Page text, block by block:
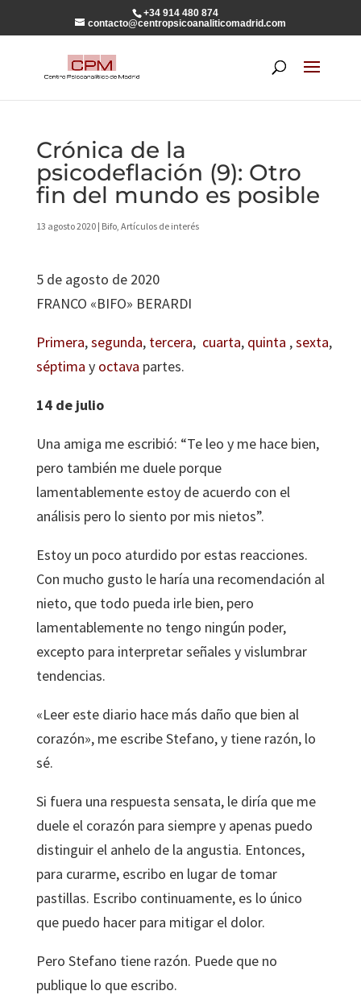
+34 914 480 874
contacto@centropsicoanaliticomadrid.com
Crónica de la
psicodeflación (9): Otro
fin del mundo es posible
13 agosto 2020| Bifo, Artículos de interés
5 de agosto de 2020
FRANCO «BIFO» BERARDI
Primera,segunda, tercera, cuarta, quinta ,sexta,
séptima y octava partes.
14 de julio
Una amiga me escribió: “Te leo y me hace bien,
pero también me duele porque
lamentablemente estoy de acuerdo con el
análisis pero lo siento por mis nietos”.
Estoy un poco aturdido por estas reacciones.
Con mucho gusto le haría una recomendación al
nieto, que todo pueda irle bien, pero
lamentablemente no tengo ningún poder,
excepto para interpretar señales y vislumbrar
tendencias.
«Leer este diario hace más daño que bien al
corazón», me escribe Stefano, y tiene razón, lo
sé.
Si fuera una respuesta sensata, le diría que me
duele el corazón para siempre y apenas puedo
distinguir el anhelo de la angustia. Entonces,
para curarme, escribo en lugar de tomar
pastillas. Escribo continuamente, es lo único
que puedo hacer para mitigar el dolor.
Pero Stefano tiene razón. Puede que no
publique lo que escribo.